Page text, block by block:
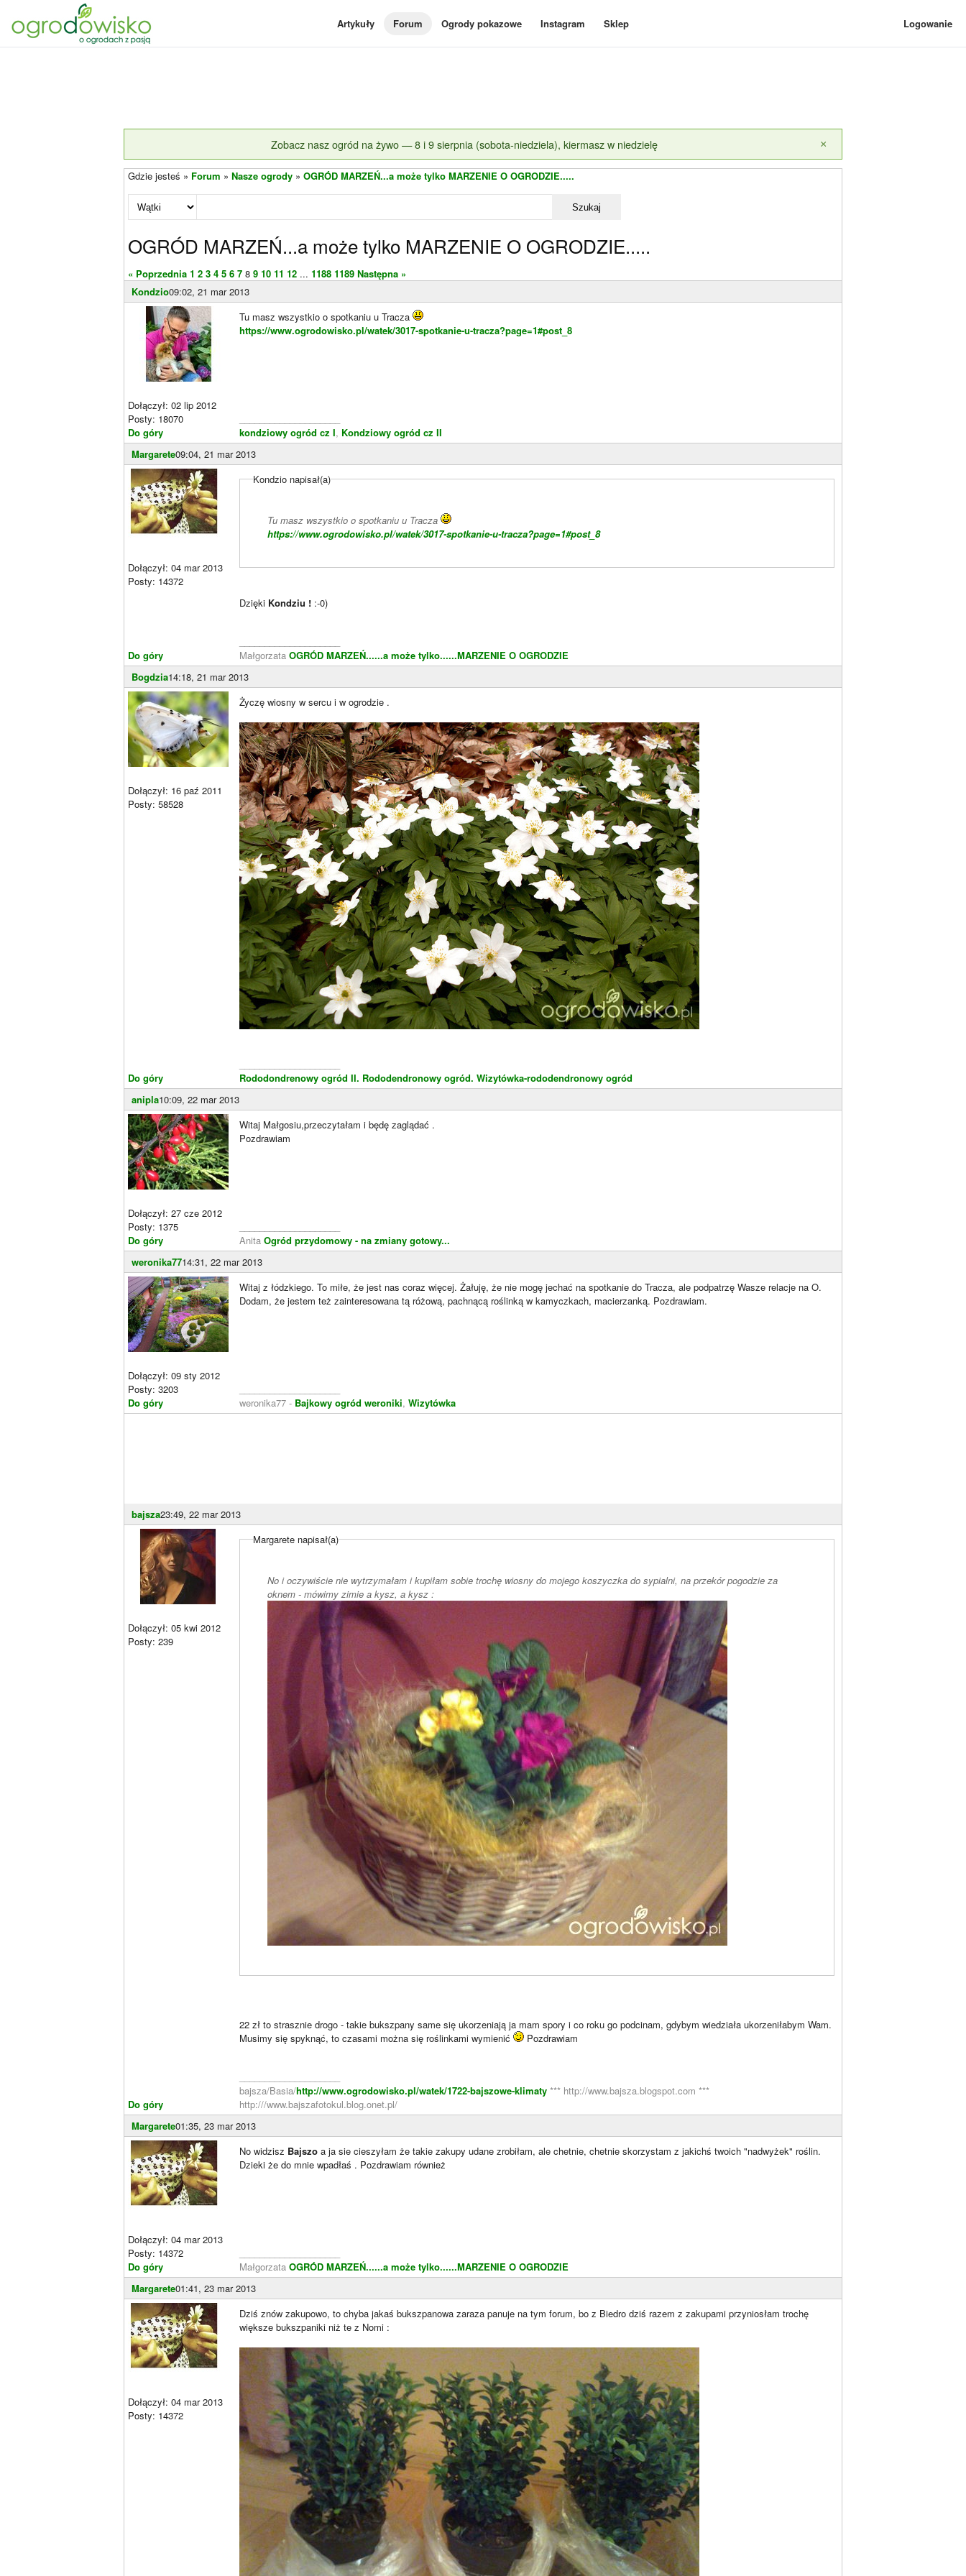
Artykuły Forum Ogrody pokazowe Instagram Sklep Logowanie
Zobacz nasz ogród na żywo — 8 i 9 sierpnia (sobota-niedziela), kiermasz w niedzielę ×
Gdzie jesteś » Forum » Nasze ogrody » OGRÓD MARZEŃ...a może tylko MARZENIE O OGRODZIE.....
Szukaj
OGRÓD MARZEŃ...a może tylko MARZENIE O OGRODZIE.....
« Poprzednia 1 2 3 4 5 6 7 8 9 10 11 12 ... 1188 1189 Następna »
Kondzio09:02, 21 mar 2013
Dołączył: 02 lip 2012
Posty: 18070
Do góry
Tu masz wszystkio o spotkaniu u Tracza
https://www.ogrodowisko.pl/watek/3017-spotkanie-u-tracza?page=1#post_8
kondziowy ogród cz I, Kondziowy ogród cz II
Margarete09:04, 21 mar 2013
Dołączył: 04 mar 2013
Posty: 14372
Do góry
Kondzio napisał(a)
Tu masz wszystkio o spotkaniu u Tracza
https://www.ogrodowisko.pl/watek/3017-spotkanie-u-tracza?page=1#post_8
Dzięki Kondziu ! :-0)
Małgorzata OGRÓD MARZEŃ......a może tylko......MARZENIE O OGRODZIE
Bogdzia14:18, 21 mar 2013
Dołączył: 16 paź 2011
Posty: 58528
Do góry
Życzę wiosny w sercu i w ogrodzie .
Rododondrenowy ogród II. Rododendronowy ogród. Wizytówka-rododendronowy ogród
anipla10:09, 22 mar 2013
Dołączył: 27 cze 2012
Posty: 1375
Do góry
Witaj Małgosiu,przeczytałam i będę zaglądać .
Pozdrawiam
Anita Ogród przydomowy - na zmiany gotowy...
weronika7714:31, 22 mar 2013
Dołączył: 09 sty 2012
Posty: 3203
Do góry
Witaj z łódzkiego. To miłe, że jest nas coraz więcej. Żałuję, że nie mogę jechać na spotkanie do Tracza, ale podpatrzę Wasze relacje na O.
Dodam, że jestem też zainteresowana tą różową, pachnącą roślinką w kamyczkach, macierzanką. Pozdrawiam.
weronika77 - Bajkowy ogród weroniki, Wizytówka
bajsza23:49, 22 mar 2013
Dołączył: 05 kwi 2012
Posty: 239
Do góry
Margarete napisał(a)
No i oczywiście nie wytrzymałam i kupiłam sobie trochę wiosny do mojego koszyczka do sypialni, na przekór pogodzie za
oknem - mówimy zimie a kysz, a kysz :
22 zł to strasznie drogo - takie bukszpany same się ukorzeniają ja mam spory i co roku go podcinam, gdybym wiedziała ukorzeniłabym Wam.
Musimy się spyknąć, to czasami można się roślinkami wymienić
Pozdrawiam
bajsza/Basia/http://www.ogrodowisko.pl/watek/1722-bajszowe-klimaty *** http://www.bajsza.blogspot.com ***
http:///www.bajszafotokul.blog.onet.pl/
Margarete01:35, 23 mar 2013
Dołączył: 04 mar 2013
Posty: 14372
Do góry
No widzisz Bajszo a ja sie cieszyłam że takie zakupy udane zrobiłam, ale chetnie, chetnie skorzystam z jakichś twoich "nadwyżek" roślin.
Dzieki że do mnie wpadłaś . Pozdrawiam również
Małgorzata OGRÓD MARZEŃ......a może tylko......MARZENIE O OGRODZIE
Margarete01:41, 23 mar 2013
Dołączył: 04 mar 2013
Posty: 14372
Dziś znów zakupowo, to chyba jakaś bukszpanowa zaraza panuje na tym forum, bo z Biedro dziś razem z zakupami przyniosłam trochę
większe bukszpaniki niż te z Nomi :